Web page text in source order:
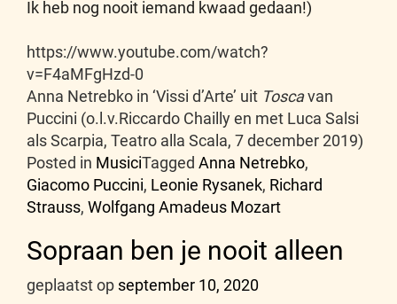
Ik heb nog nooit iemand kwaad gedaan!)
https://www.youtube.com/watch?
v=F4aMFgHzd-0
Anna Netrebko in ‘Vissi d’Arte’ uit Toscavan
Puccini (o.l.v.Riccardo Chailly en met Luca Salsi
als Scarpia, Teatro alla Scala, 7 december 2019)
Posted in MusiciTagged Anna Netrebko,
Giacomo Puccini, Leonie Rysanek, Richard
Strauss, Wolfgang Amadeus Mozart
Sopraan ben je nooit alleen
geplaatst op september 10, 2020